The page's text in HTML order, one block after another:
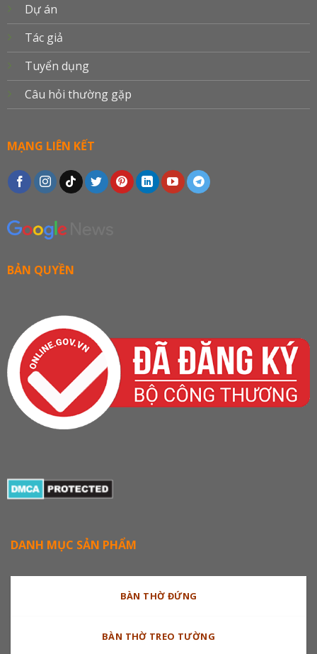
Dự án
Tác giả
Tuyển dụng
Câu hỏi thường gặp
MẠNG LIÊN KẾT
BẢN QUYỀN
DANH MỤC SẢN PHẨM
BÀN THỜ ĐỨNG
BÀN THỜ TREO TƯỜNG